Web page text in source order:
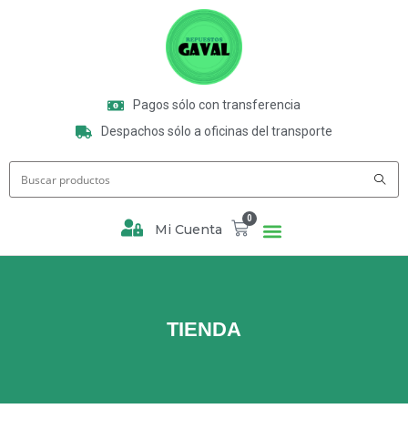
Pagos sólo con transferencia
Despachos sólo a oficinas del transporte
Mi Cuenta
0
TIENDA